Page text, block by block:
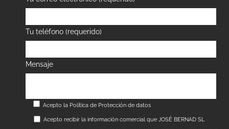
Tu teléfono (requerido)
Mensaje
Acepto la Política de Protección de datos
Acepto recibir la información comercial que JOSÉ BERNAD SL